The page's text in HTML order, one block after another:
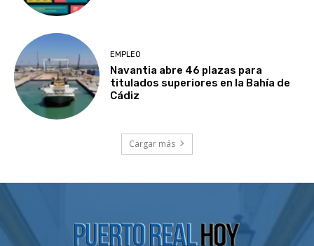
EMPLEO
Navantia abre 46 plazas para
titulados superiores en la Bahía de
Cádiz
Cargar más